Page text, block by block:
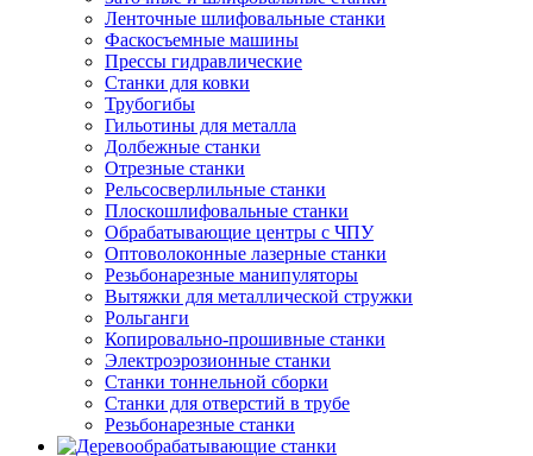
Ленточные шлифовальные станки
Фаскосъемные машины
Прессы гидравлические
Станки для ковки
Трубогибы
Гильотины для металла
Долбежные станки
Отрезные станки
Рельсосверлильные станки
Плоскошлифовальные станки
Обрабатывающие центры с ЧПУ
Оптоволоконные лазерные станки
Резьбонарезные манипуляторы
Вытяжки для металлической стружки
Рольганги
Копировально-прошивные станки
Электроэрозионные станки
Станки тоннельной сборки
Станки для отверстий в трубе
Резьбонарезные станки